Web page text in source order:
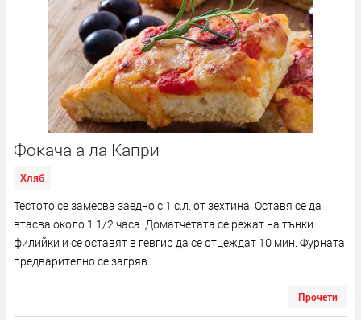
Фокача а ла Капри
Хляб
Тестото се замесва заедно с 1 с.л. от зехтина. Оставя се да
втасва около 1 1/2 часа. Доматчетата се режат на тънки
филийки и се оставят в гевгир да се отцеждат 10 мин. Фурната
предварително се загряв...
Прочети